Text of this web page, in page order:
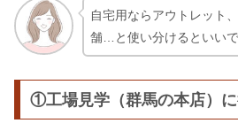
自宅用ならアウトレット
舗…と使い分けるといいで
①工場見学（群馬の本店）に